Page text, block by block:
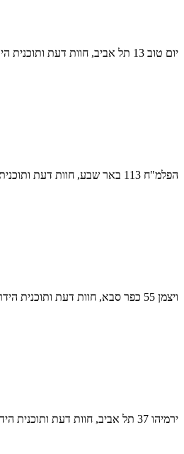
יום טוב 13 תל אביב, חוות דעת ותוכנית הידרולוגית לניהול מי נגר
הפלמ"ח 113 באר שבע, חוות דעת ותוכנית הידרולוגית לניהול מי נגר
ויצמן 55 כפר סבא, חוות דעת ותוכנית הידרולוגית לניהול מי נגר
ירמיהו 37 תל אביב, חוות דעת ותוכנית הידרולוגית לניהול מי נגר